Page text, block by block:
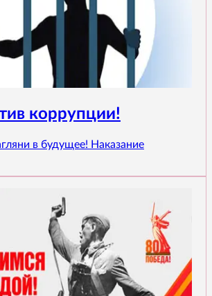
коррупции!
в будущее! Наказание